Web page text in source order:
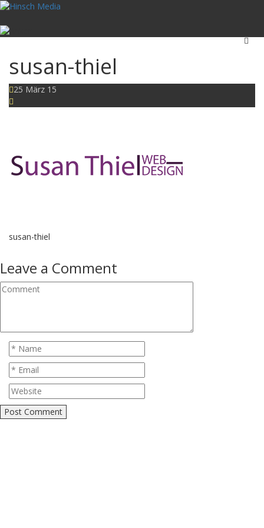
susan-thiel
25 März 15
susan-thiel
Leave a Comment